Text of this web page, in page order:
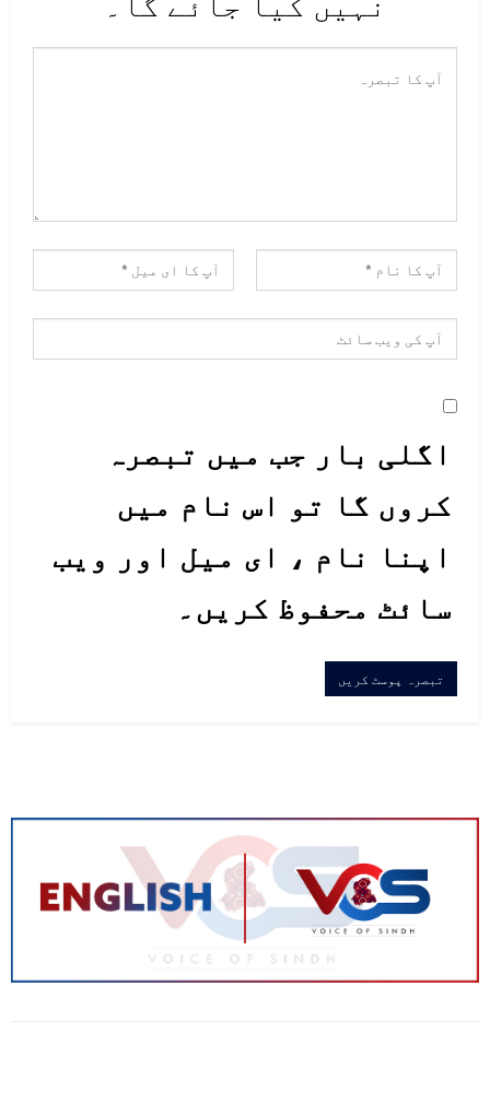
خلاف ہرجانے کے مقدمے کی جلد سماعت
کی درخواست دائر کی تھی۔
اگلی بار جب میں تبصرہ
کروں گا تو اس نام میں
اپنا نام ، ای میل اور ویب
سائٹ محفوظ کریں۔